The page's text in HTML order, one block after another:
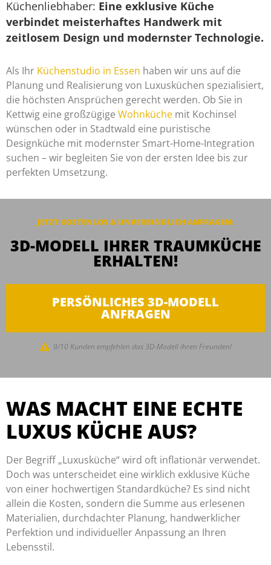
Küchenliebhaber: Eine exklusive Küche
verbindet meisterhaftes Handwerk mit
zeitlosem Design und modernster Technologie.
Als Ihr Küchenstudio in Essen haben wir uns auf die
Planung und Realisierung von Luxusküchen spezialisiert,
die höchsten Ansprüchen gerecht werden. Ob Sie in
Kettwig eine großzügige Wohnküche mit Kochinsel
wünschen oder in Stadtwald eine puristische
Designküche mit modernster Smart-Home-Integration
suchen – wir begleiten Sie von der ersten Idee bis zur
perfekten Umsetzung.
JETZT KOSTENLOS & UNVERBINDLICH ANFRAGEN:
3D-MODELL IHRER TRAUMKÜCHE
ERHALTEN!
PERSÖNLICHES 3D-MODELL
ANFRAGEN
9/10 Kunden empfehlen das 3D-Modell ihren Freunden!
WAS MACHT EINE ECHTE
LUXUS KÜCHE AUS?
Der Begriff „Luxusküche“ wird oft inflationär verwendet.
Doch was unterscheidet eine wirklich exklusive Küche
von einer hochwertigen Standardküche? Es sind nicht
allein die Kosten, sondern die Summe aus erlesenen
Materialien, durchdachter Planung, handwerklicher
Perfektion und individueller Anpassung an Ihren
Lebensstil.